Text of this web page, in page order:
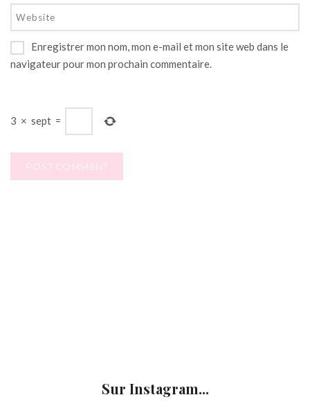
Enregistrer mon nom, mon e-mail et mon site web dans le
navigateur pour mon prochain commentaire.
3 × sept =
Sur Instagram...